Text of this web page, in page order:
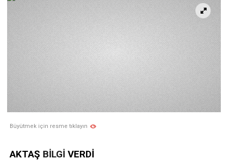
Büyütmek için resme tıklayın
AKTAŞ BİLGİ VERDİ